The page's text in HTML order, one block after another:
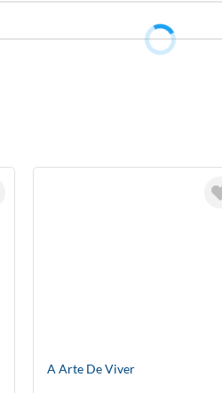
A Arte De Viver